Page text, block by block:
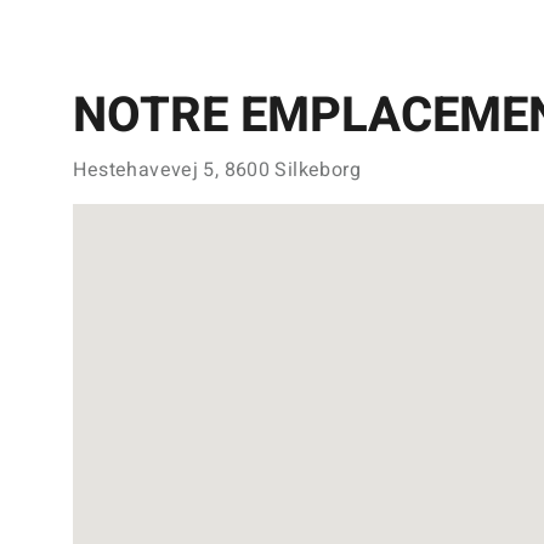
NOTRE
Hestehavevej 5, 8600 Silkeborg